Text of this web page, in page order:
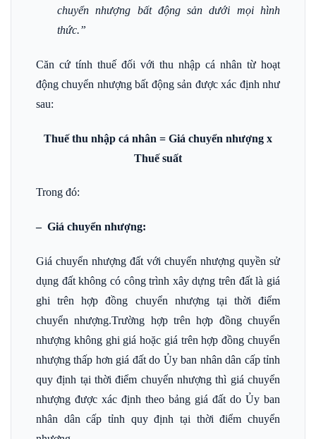
chuyển nhượng bất động sản dưới mọi hình
thức.”
Căn cứ tính thuế đối với thu nhập cá nhân từ hoạt
động chuyển nhượng bất động sản được xác định như
sau:
Thuế thu nhập cá nhân = Giá chuyển nhượng x
Thuế suất
Trong đó:
– Giá chuyển nhượng:
Giá chuyển nhượng đất với chuyển nhượng quyền sử
dụng đất không có công trình xây dựng trên đất là giá
ghi trên hợp đồng chuyển nhượng tại thời điểm
chuyển nhượng.Trường hợp trên hợp đồng chuyển
nhượng không ghi giá hoặc giá trên hợp đồng chuyển
nhượng thấp hơn giá đất do Ủy ban nhân dân cấp tỉnh
quy định tại thời điểm chuyển nhượng thì giá chuyển
nhượng được xác định theo bảng giá đất do Ủy ban
nhân dân cấp tỉnh quy định tại thời điểm chuyển